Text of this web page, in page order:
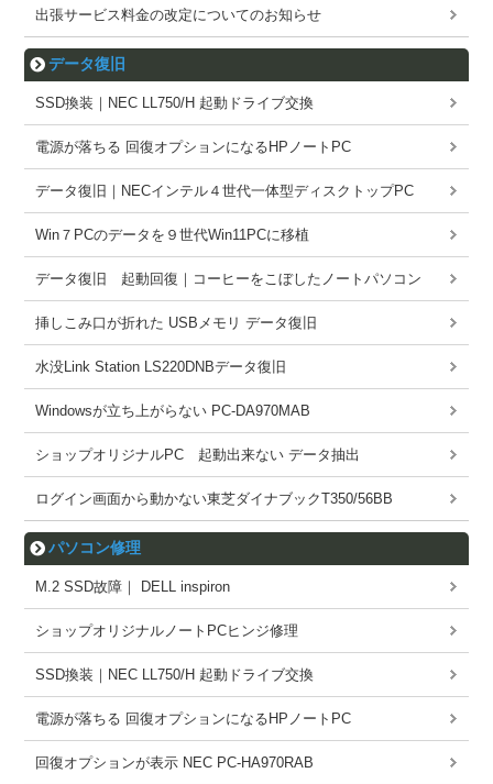
出張サービス料金の改定についてのお知らせ
データ復旧
SSD換装｜NEC LL750/H 起動ドライブ交換
電源が落ちる 回復オプションになるHPノートPC
データ復旧｜NECインテル４世代一体型ディスクトップPC
Win７PCのデータを９世代Win11PCに移植
データ復旧 起動回復｜コーヒーをこぼしたノートパソコン
挿しこみ口が折れた USBメモリ データ復旧
水没Link Station LS220DNBデータ復旧
Windowsが立ち上がらない PC-DA970MAB
ショップオリジナルPC 起動出来ない データ抽出
ログイン画面から動かない東芝ダイナブックT350/56BB
パソコン修理
M.2 SSD故障｜ DELL inspiron
ショップオリジナルノートPCヒンジ修理
SSD換装｜NEC LL750/H 起動ドライブ交換
電源が落ちる 回復オプションになるHPノートPC
回復オプションが表示 NEC PC-HA970RAB